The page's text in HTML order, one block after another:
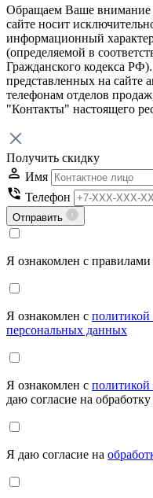
Обращаем Ваше внимание
сайте носит
информационный
(определяемой в
Гражданского кодекса
представленных на сайте
телефонам отделов
"Контакты" настоящего
Получить скидку
Имя
Телефон
Отправить
Я ознакомлен с
Я ознакомлен с политикой
персональных данных
Я ознакомлен с политикой
даю согласие на
Я даю согласие на